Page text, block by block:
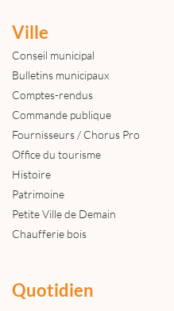
Ville
Conseil municipal
Bulletins municipaux
Comptes-rendus
Commande publique
Fournisseurs / Chorus Pro
Office du tourisme
Histoire
Patrimoine
Petite Ville de Demain
Chaufferie bois
Quotidien